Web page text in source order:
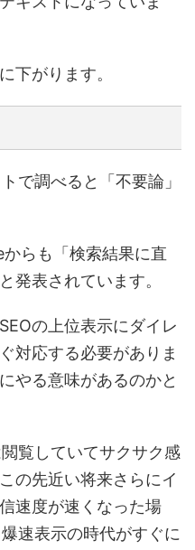
下がります。
で調べると「不要論」
らも「検索結果に直
発表されています。
の上位表示にダイレ
対応する必要がありま
やる意味があるのかと
覧していてサクサク感
の先近い将来さらにイ
速度が速くなった場
速表示の時代がすぐに